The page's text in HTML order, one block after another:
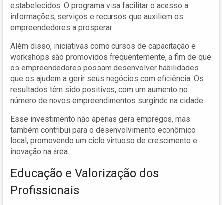
estabelecidos. O programa visa facilitar o acesso a
informações, serviços e recursos que auxiliem os
empreendedores a prosperar.
Além disso, iniciativas como cursos de capacitação e
workshops são promovidos frequentemente, a fim de que
os empreendedores possam desenvolver habilidades
que os ajudem a gerir seus negócios com eficiência. Os
resultados têm sido positivos, com um aumento no
número de novos empreendimentos surgindo na cidade.
Esse investimento não apenas gera empregos, mas
também contribui para o desenvolvimento econômico
local, promovendo um ciclo virtuoso de crescimento e
inovação na área.
Educação e Valorização dos
Profissionais